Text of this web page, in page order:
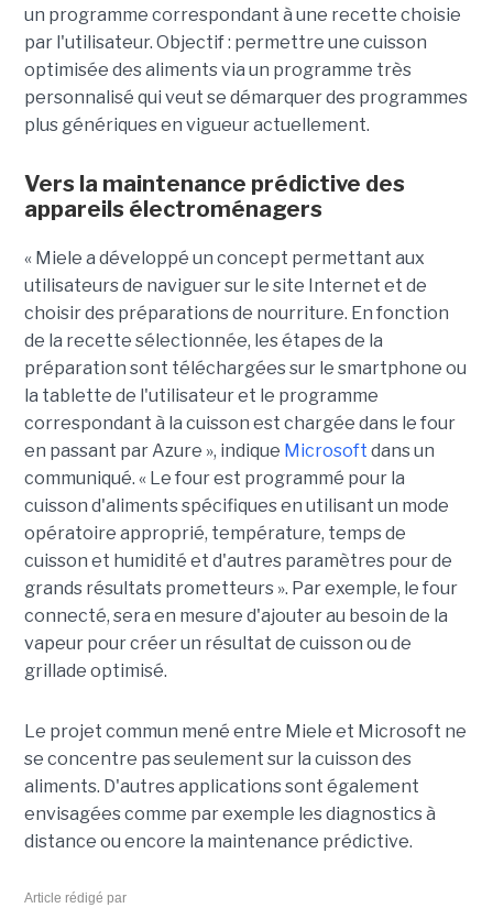
un programme correspondant à une recette choisie
par l'utilisateur. Objectif : permettre une cuisson
optimisée des aliments via un programme très
personnalisé qui veut se démarquer des programmes
plus génériques en vigueur actuellement.
Vers la maintenance prédictive des
appareils électroménagers
« Miele a développé un concept permettant aux
utilisateurs de naviguer sur le site Internet et de
choisir des préparations de nourriture. En fonction
de la recette sélectionnée, les étapes de la
préparation sont téléchargées sur le smartphone ou
la tablette de l'utilisateur et le programme
correspondant à la cuisson est chargée dans le four
en passant par Azure », indique Microsoft dans un
communiqué. « Le four est programmé pour la
cuisson d'aliments spécifiques en utilisant un mode
opératoire approprié, température, temps de
cuisson et humidité et d'autres paramètres pour de
grands résultats prometteurs ». Par exemple, le four
connecté, sera en mesure d'ajouter au besoin de la
vapeur pour créer un résultat de cuisson ou de
grillade optimisé.
Le projet commun mené entre Miele et Microsoft ne
se concentre pas seulement sur la cuisson des
aliments. D'autres applications sont également
envisagées comme par exemple les diagnostics à
distance ou encore la maintenance prédictive.
Article rédigé par